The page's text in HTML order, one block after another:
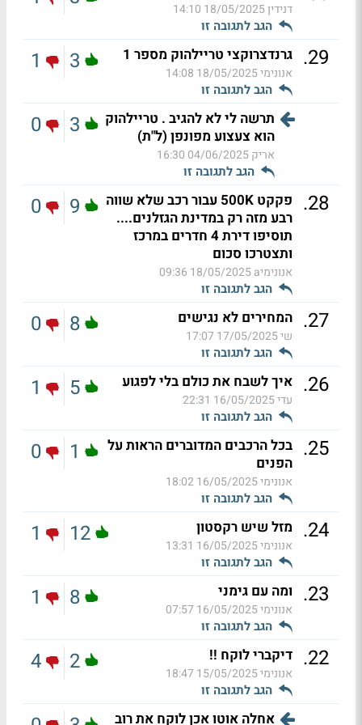
דנידין18/05/2025 14:10
הגב לתגובה זו
29
. גרנדצרוקצי טריילהוק מספר 1
אנונימי18/05/2025 14:08
הגב לתגובה זו
3
1
תרשה לי לא להגיב . טריילהוק
הוא צעצוע מפונפן (ל"ת)
אריק04/06/2025 16:30
הגב לתגובה זו
3
0
28
.
פקקט 500K עבור רכב שלא שווה
רבע מזה רק במדינת הגזלנים....
תוסיפו דירת 4 חדרים במרכז
ותצטרכו סכום
אנונימיa 18/05/2025 09:36
הגב לתגובה זו
9
0
27
. המחירים לא נגישים
שי17/05/2025 17:07
הגב לתגובה זו
8
0
26
. איך לשבח את כולם בלי לפגוע
עדי16/05/2025 22:31
הגב לתגובה זו
5
1
25
. בכל הרכבים המדוברים הראות על
הפנים
אנונימי16/05/2025 18:02
הגב לתגובה זו
1
0
24
. מזל שיש רקסטון
אנונימי16/05/2025 13:31
הגב לתגובה זו
12
1
23
. ומה עם גימני
אנונימי16/05/2025 07:57
הגב לתגובה זו
8
1
22
. דיקברי לוקח !!
אנונימי15/05/2025 18:47
הגב לתגובה זו
2
4
אחלה אוטו אכן לוקח את רוב